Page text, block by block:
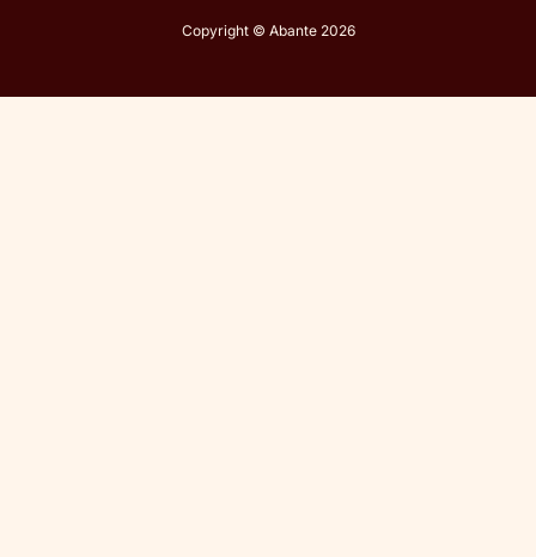
Copyright © Abante 2026